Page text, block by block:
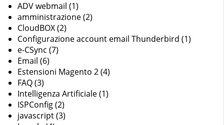
ADV webmail (1)
amministrazione(2)
CloudBOX(2)
Configurazione account email Thunderbird (1)
e-CSync (7)
Email (6)
Estensioni Magento 2(4)
FAQ(3)
Intelligenza Artificiale(1)
ISPConfig(2)
javascript(3)